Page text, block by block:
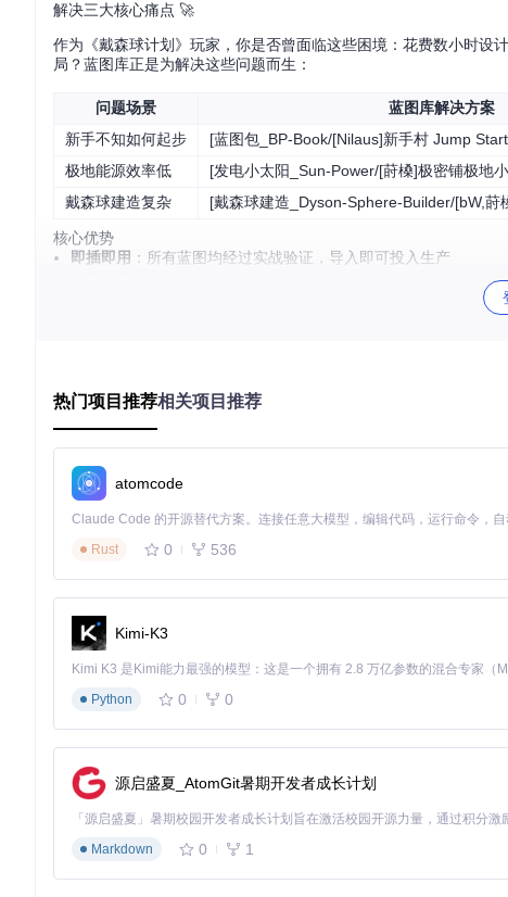
解决三大核心痛点 🚀
作为《戴森球计划》玩家，你是否曾面临这些困境：花费数小时设
局？蓝图库正是为解决这些问题而生：
问题场景 蓝图库解决方案
新手不知如何起步
[蓝图包_BP-Book/[Nilaus]新手村 Jump
极地能源效率低
[发电小太阳_Sun-Power/[莳槡]极密铺极地
戴森球建造复杂
[戴森球建造_Dyson-Sphere-Builder/[bW,莳
核心优势
即插即用 ：所有蓝图均经过实战验证，导入即可投入生产
新手期（0-10小时）：快速自动化
[蓝图包_BP-Book/前期蓝图懒人版/]：包含基础采矿、冶炼模板
[基础材料_Basic-Materials/极速熔炉 Smelter/]：高效处理矿石
[发电其它_Other-Power/初始模块-原油发电最大化.txt]：解决初
发展期（10-50小时）：模块化扩张 ⚙️
决策建议
能源选择：赤道使用[发电小太阳_Sun-Power/赤道333太阳能
材料生产：重点部署[基础材料_Basic-Materials/22680全球熔炉
物流优化：启用[物流塔_ILS-PLS/常用仙术充电功率大塔/]实现资
成熟期（50+小时）：戴森球工程
核心蓝图组合：
太阳帆生产：[太阳帆生产_Sail-Factory/[新星]全球1.08M太阳帆/]
火箭发射：[戴森球建造_Dyson-Sphere-Builder/[TTenYX]魔术全
热门项目推荐相关项目推荐
atomcode
Rust
0 536
Kimi-K3
Python
0 0
源启盛夏_AtomGit暑期开发者成长计划
Markdown
0 1